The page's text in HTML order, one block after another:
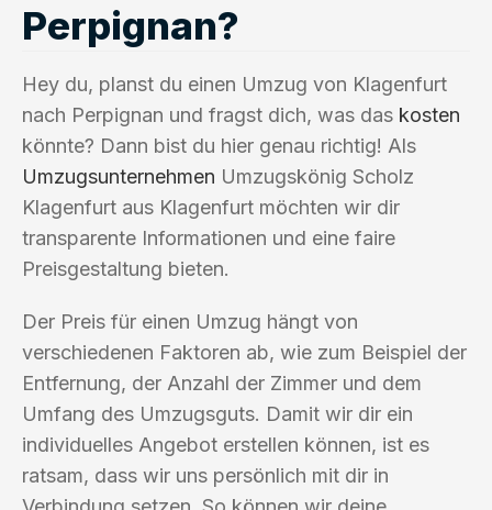
Perpignan?
Hey du, planst du einen Umzug von Klagenfurt
nach Perpignan und fragst dich, was das kosten
könnte? Dann bist du hier genau richtig! Als
Umzugsunternehmen Umzugskönig Scholz
Klagenfurt aus Klagenfurt möchten wir dir
transparente Informationen und eine faire
Preisgestaltung bieten.
Der Preis für einen Umzug hängt von
verschiedenen Faktoren ab, wie zum Beispiel der
Entfernung, der Anzahl der Zimmer und dem
Umfang des Umzugsguts. Damit wir dir ein
individuelles Angebot erstellen können, ist es
ratsam, dass wir uns persönlich mit dir in